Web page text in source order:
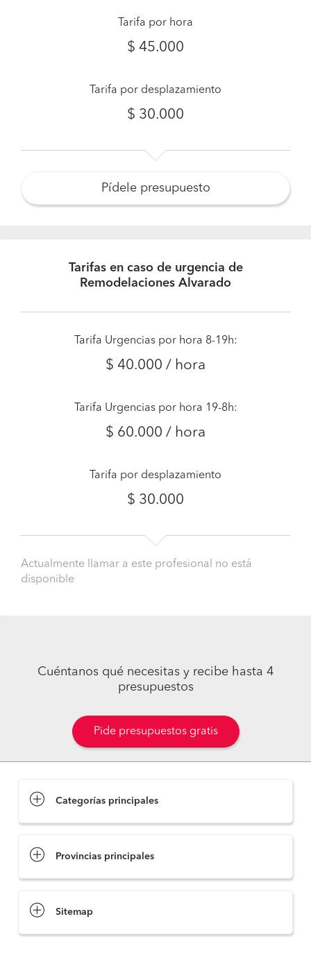
Tarifa por hora
$ 45.000
Tarifa por desplazamiento
$ 30.000
Pídele presupuesto
Tarifas en caso de urgencia de
Remodelaciones Alvarado
Tarifa Urgencias por hora 8-19h:
$ 40.000 / hora
Tarifa Urgencias por hora 19-8h:
$ 60.000 / hora
Tarifa por desplazamiento
$ 30.000
Actualmente llamar a este profesional no está
disponible
Cuéntanos qué necesitas y recibe hasta 4
presupuestos
Pide presupuestos gratis
Categorías principales
Provincias principales
Sitemap